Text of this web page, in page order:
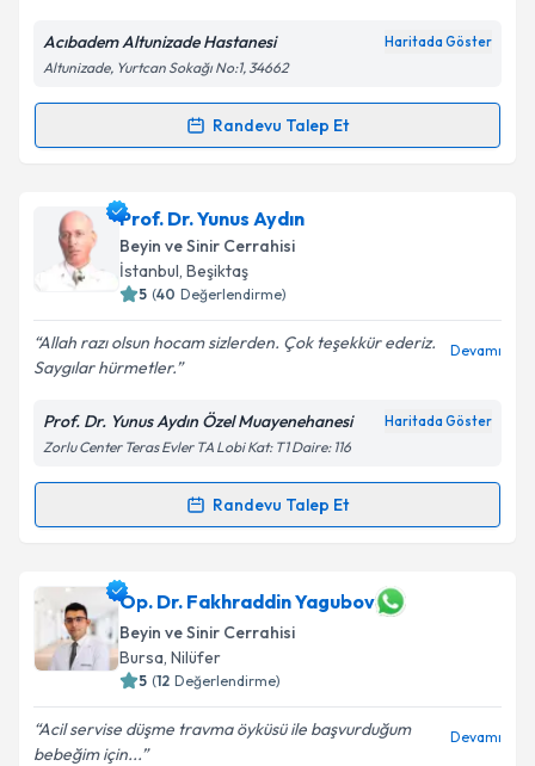
Kişisel verilerimin işlenmesine ilişkin
Aydınlatma
Metni'ni okudum ve kişisel verilerimin belirtilen
kapsamda işlenmesini kabul ediyorum.
Acıbadem Altunizade Hastanesi Haritada Göster
Altunizade, Yurtcan Sokağı No:1, 34662
Randevu Talep Et
Randevu Takvimi Talebi
Op. Dr. Burak Kınalıiçin randevu takvimi talebi
oluşturun. Size bu uzmandan randevu almanız için bir
takvim hazırlandığında e-posta ile bilgilendireceğiz.
Kişisel verilerimin işlenmesine ilişkin
Aydınlatma
Metni'ni okudum ve kişisel verilerimin belirtilen
kapsamda işlenmesini kabul ediyorum.
Prof. Dr. Yunus Aydın
Beyin ve Sinir Cerrahisi
İstanbul, Beşiktaş
5 (40 Değerlendirme)
Allah razı olsun hocam sizlerden. Çok teşekkür ederiz.
Saygılar hürmetler.
Devamı
Prof. Dr. Yunus Aydın Özel Muayenehanesi Haritada Göster
Zorlu Center Teras Evler TA Lobi Kat: T1 Daire: 116
Randevu Talep Et
Randevu Takvimi Talebi
Prof. Dr. Yunus Aydıniçin randevu takvimi talebi
oluşturun. Size bu uzmandan randevu almanız için bir
takvim hazırlandığında e-posta ile bilgilendireceğiz.
E-posta Adresiniz
Op. Dr. Fakhraddin Yagubov
Beyin ve Sinir Cerrahisi
Bursa, Nilüfer
5 (12 Değerlendirme)
Acil servise düşme travma öyküsü ile başvurduğum
bebeğim için...
Devamı